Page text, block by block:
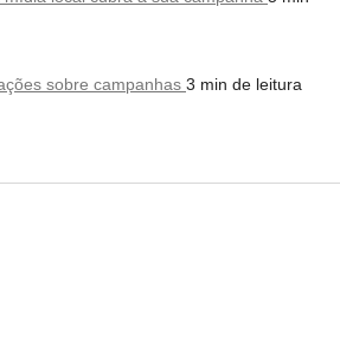
sobre campanhas 3 min de leitura